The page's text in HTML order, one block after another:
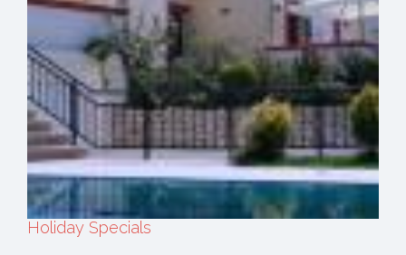
Holiday Specials